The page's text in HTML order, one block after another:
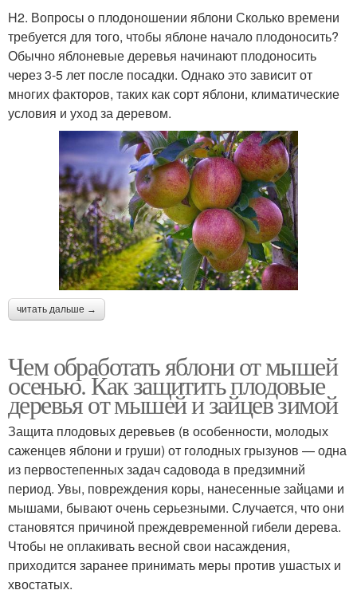
H2. Вопросы о плодоношении яблони Сколько времени
требуется для того, чтобы яблоне начало плодоносить?
Обычно яблоневые деревья начинают плодоносить
через 3-5 лет после посадки. Однако это зависит от
многих факторов, таких как сорт яблони, климатические
условия и уход за деревом.
читать дальше →
Чем обработать яблони от мышей
осенью. Как защитить плодовые
деревья от мышей и зайцев зимой
Защита плодовых деревьев (в особенности, молодых
саженцев яблони и груши) от голодных грызунов — одна
из первостепенных задач садовода в предзимний
период. Увы, повреждения коры, нанесенные зайцами и
мышами, бывают очень серьезными. Случается, что они
становятся причиной преждевременной гибели дерева.
Чтобы не оплакивать весной свои насаждения,
приходится заранее принимать меры против ушастых и
хвостатых.